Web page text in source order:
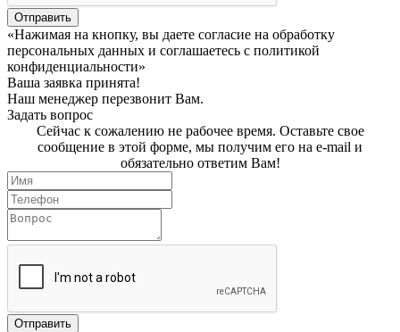
Отправить
«Нажимая на кнопку, вы даете согласие на обработку
персональных данных и соглашаетесь c политикой
конфиденциальности»
Ваша заявка принята!
Наш менеджер перезвонит Вам.
Задать вопрос
Сейчас к сожалению не рабочее время. Оставьте свое
сообщение в этой форме, мы получим его на e-mail и
обязательно ответим Вам!
Отправить